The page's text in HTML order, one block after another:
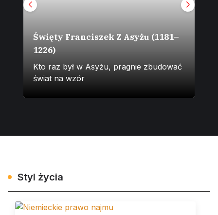
Święty Franciszek Z Asyżu (1181–
1226)
Kto raz był w Asyżu, pragnie zbudować
świat na wzór
Styl życia